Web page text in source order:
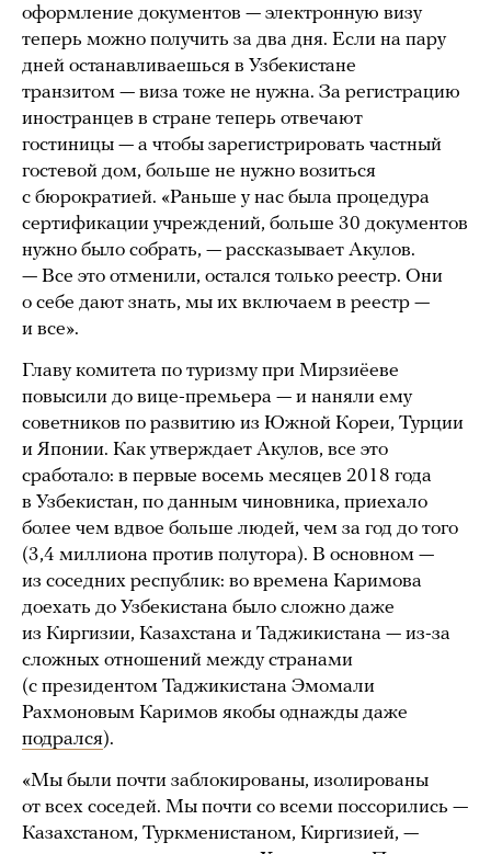
оформление документов — электронную визу
теперь можно получить за два дня. Если на пару
дней останавливаешься в Узбекистане
транзитом — виза тоже не нужна. За регистрацию
иностранцев в стране теперь отвечают
гостиницы — а чтобы зарегистрировать частный
гостевой дом, больше не нужно возиться
с бюрократией. «Раньше у нас была процедура
сертификации учреждений, больше 30 документов
нужно было собрать, — рассказывает Акулов.
— Все это отменили, остался только реестр. Они
о себе дают знать, мы их включаем в реестр —
и все».
Главу комитета по туризму при Мирзиёеве
повысили до вице-премьера — и наняли ему
советников по развитию из Южной Кореи, Турции
и Японии. Как утверждает Акулов, все это
сработало: в первые восемь месяцев 2018 года
в Узбекистан, по данным чиновника, приехало
более чем вдвое больше людей, чем за год до того
(3,4 миллиона против полутора). В основном —
из соседних республик: во времена Каримова
доехать до Узбекистана было сложно даже
из Киргизии, Казахстана и Таджикистана — из-за
сложных отношений между странами
(с президентом Таджикистана Эмомали
Рахмоновым Каримов якобы однажды даже
подрался).
«Мы были почти заблокированы, изолированы
от всех соседей. Мы почти со всеми поссорились —
Казахстаном, Туркменистаном, Киргизией, —